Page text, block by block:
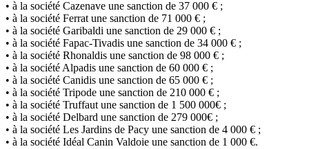
• à la société Cazenave une sanction de 37 000 € ;
• à la société Ferrat une sanction de 71 000 € ;
• à la société Garibaldi une sanction de 29 000 € ;
• à la société Fapac-Tivadis une sanction de 34 000 € ;
• à la société Rhonaldis une sanction de 98 000 € ;
• à la société Alpadis une sanction de 60 000 € ;
• à la société Canidis une sanction de 65 000 € ;
• à la société Tripode une sanction de 210 000 € ;
• à la société Truffaut une sanction de 1 500 000€ ;
• à la société Delbard une sanction de 279 000€ ;
• à la société Les Jardins de Pacy une sanction de 4 000 € ;
• à la société Idéal Canin Valdoie une sanction de 1 000 €.